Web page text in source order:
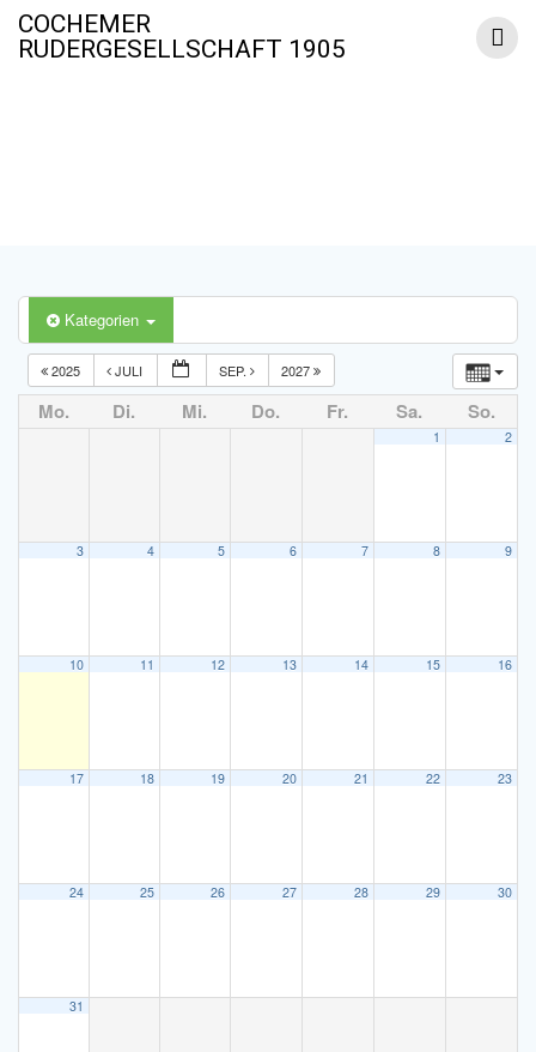
Inhalt
springen
COCHEMER
RUDERGESELLSCHAFT 1905
Kategorien
2025 JULI SEP. 2027
Mo. Di. Mi. Do. Fr. Sa. So.
1 2
3 4 5 6 7 8 9
10 11 12 13 14 15 16
17 18 19 20 21 22 23
24 25 26 27 28 29 30
31